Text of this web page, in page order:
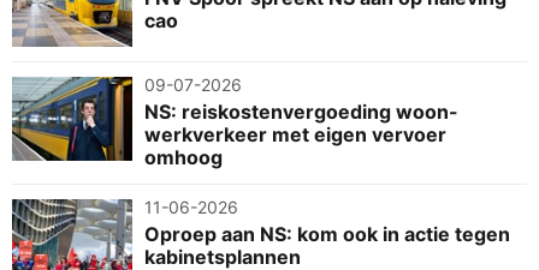
cao
09-07-2026
NS: reiskostenvergoeding woon-
werkverkeer met eigen vervoer
omhoog
11-06-2026
Oproep aan NS: kom ook in actie tegen
kabinetsplannen